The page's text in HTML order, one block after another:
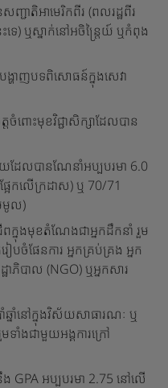
ញ្ជាតិអាមេរិកពីរ (ពលរដ្ឋពីរ
ទេ) ឬស្នាក់នៅអចិន្ត្រៃយ៍ ឬកំពុង
ហាញបទពិសោធន៍ក្នុងសេវា
ត្តចំពោះមុខវិជ្ជាសិក្សាដែលបាន
យដែលបានណែនាំអប្បបរមា 6.0
អែកលើក្រដាស) ឬ 70/71
មូល)
ក្នុងមុខតំណែងជាអ្នកដឹកនាំ រួម
បចំផែនការ អ្នកគ្រប់គ្រង អ្នក
ឋាភិបាល (NGO) ឬអ្នកសារ
នាំនៅក្នុងវិស័យសាធារណៈ ឬ
ងជាមួយអង្គការក្រៅ
GPA អប្បបរមា 2.75 នៅលើ